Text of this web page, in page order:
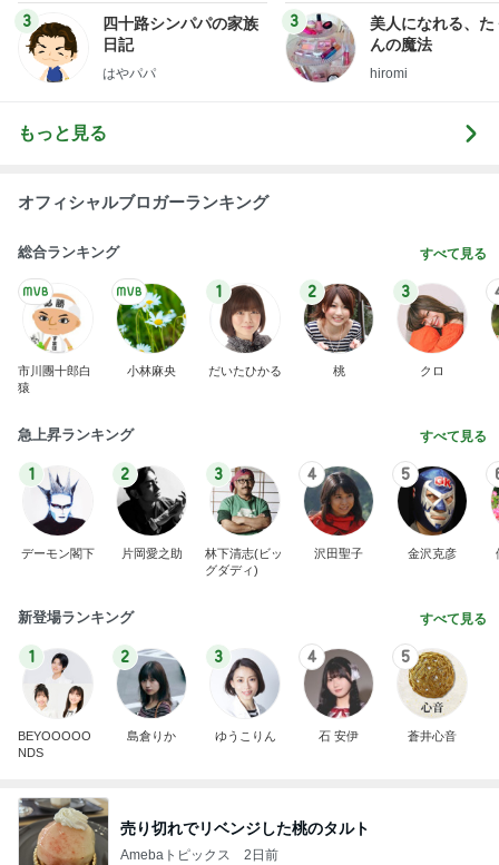
3
四十路シンパパの家族
日記
はやパパ
3
美人になれる、た
んの魔法
hiromi
もっと見る
オフィシャルブロガーランキング
総合ランキング すべて見る
市川團十郎白
猿
小林麻央
1
だいたひかる
2
桃
3
クロ
急上昇ランキング すべて見る
1
デーモン閣下
2
片岡愛之助
3
林下清志(ビッ
グダディ)
4
沢田聖子
5
金沢克彦
新登場ランキング すべて見る
1
BEYOOOOO
NDS
2
島倉りか
3
ゆうこりん
4
石 安伊
5
蒼井心音
売り切れでリベンジした桃のタルト
Amebaトピックス 2日前